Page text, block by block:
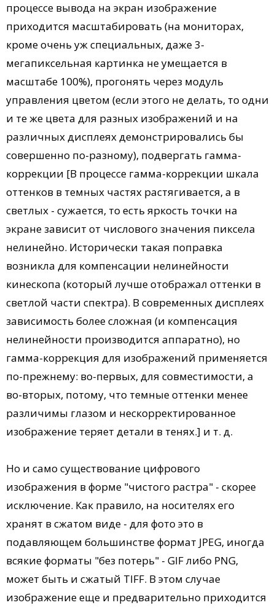
процессе вывода на экран изображение
приходится масштабировать (на мониторах,
кроме очень уж специальных, даже 3-
мегапиксельная картинка не умещается в
масштабе 100%), прогонять через модуль
управления цветом (если этого не делать, то одни
и те же цвета для разных изображений и на
различных дисплеях демонстрировались бы
совершенно по-разному), подвергать гамма-
коррекции [В процессе гамма-коррекции шкала
оттенков в темных частях растягивается, а в
светлых - сужается, то есть яркость точки на
экране зависит от числового значения пиксела
нелинейно. Исторически такая поправка
возникла для компенсации нелинейности
кинескопа (который лучше отображал оттенки в
светлой части спектра). В современных дисплеях
зависимость более сложная (и компенсация
нелинейности производится аппаратно), но
гамма-коррекция для изображений применяется
по-прежнему: во-первых, для совместимости, а
во-вторых, потому, что темные оттенки менее
различимы глазом и нескорректированное
изображение теряет детали в тенях.] и т. д.
Но и само существование цифрового
изображения в форме "чистого растра" - скорее
исключение. Как правило, на носителях его
хранят в сжатом виде - для фото это в
подавляющем большинстве формат JPEG, иногда
всякие форматы "без потерь" - GIF либо PNG,
может быть и сжатый TIFF. В этом случае
изображение еще и предварительно приходится